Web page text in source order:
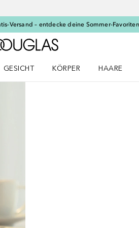
Versand – entdecke deine Sommer-
Zur Douglas Startseite
GESICHT
KÖRPER
HAARE